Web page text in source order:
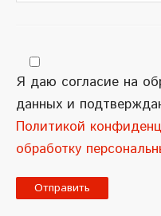
Я даю согласие на
данных и
Политикой
обработку